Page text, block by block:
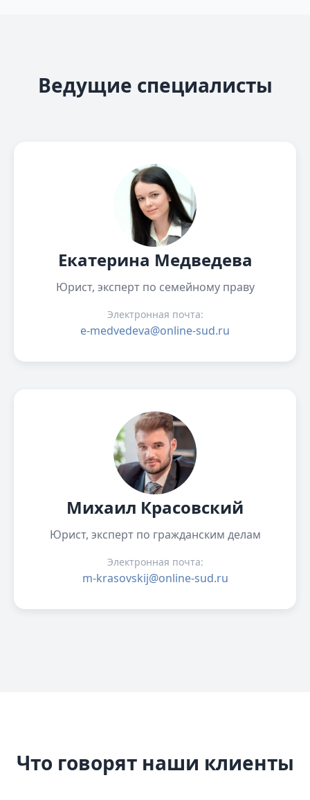
Ведущие специалисты
Екатерина Медведева
Юрист, эксперт по семейному праву
Электронная почта:
e-medvedeva@online-sud.ru
Михаил Красовский
Юрист, эксперт по гражданским делам
Электронная почта:
m-krasovskij@online-sud.ru
Что говорят наши клиенты